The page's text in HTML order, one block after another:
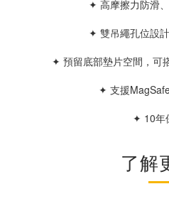
✦ 高摩擦力防滑
✦ 雙吊繩孔位設
✦ 預留底部墊片空間，可
✦ 支援
✦ 10年
了解